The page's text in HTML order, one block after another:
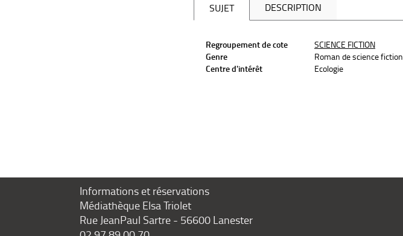
SUJET DESCRIPTION
Regroupement de cote
SCIENCE FICTION
Genre
Roman de science fiction
Centre d'intérêt
Ecologie
Informations et réservations
Médiathèque Elsa Triolet
Rue JeanPaul Sartre - 56600 Lanester